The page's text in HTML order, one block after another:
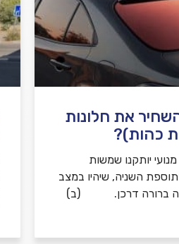
את חלונות
כהות)?
יותקנו שמשות
השניה, שיהיו במצב
ברורה דרכן. (ב)